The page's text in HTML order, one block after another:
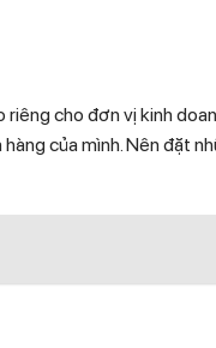
riêng cho đơn vị kinh
của mình. Nên đặt